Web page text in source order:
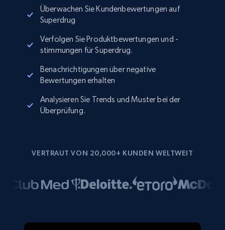
Überwachen Sie Kundenbewertungen auf
Superdrug
Verfolgen Sie Produktbewertungen und -
stimmungen für Superdrug.
Benachrichtigungen über negative
Bewertungen erhalten
Analysieren Sie Trends und Muster bei der
Überprüfung.
VERTRAUT VON 20,000+ KUNDEN WELTWEIT